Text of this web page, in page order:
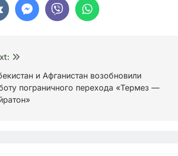
и Афганистан возобновили
пограничного перехода «Термез —